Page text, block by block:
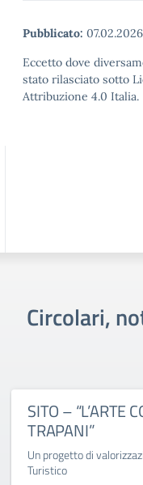
Pubblicato: 07.02.2026
Eccetto dove
stato rilasciato sotto
Attribuzione 4.0 Italia.
Circolari,
SITO – “L’ARTE
TRAPANI”
Un progetto di
Turistico